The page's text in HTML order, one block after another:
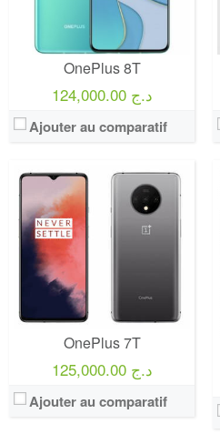
OnePlus 8T
124,000.00 د.ج
Ajouter au comparatif
OnePlus 7T
125,000.00 د.ج
Ajouter au comparatif